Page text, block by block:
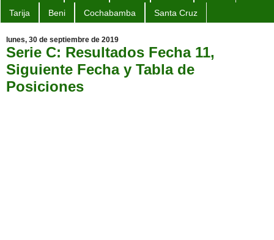
Tarija Beni Cochabamba Santa Cruz
lunes, 30 de septiembre de 2019
Serie C: Resultados Fecha 11,
Siguiente Fecha y Tabla de
Posiciones